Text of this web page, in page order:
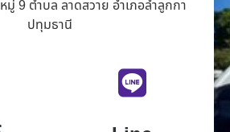
มู่ 9 ตำบล ลาดสวาย อำเภอลำลูกกา
ปทุมธานี